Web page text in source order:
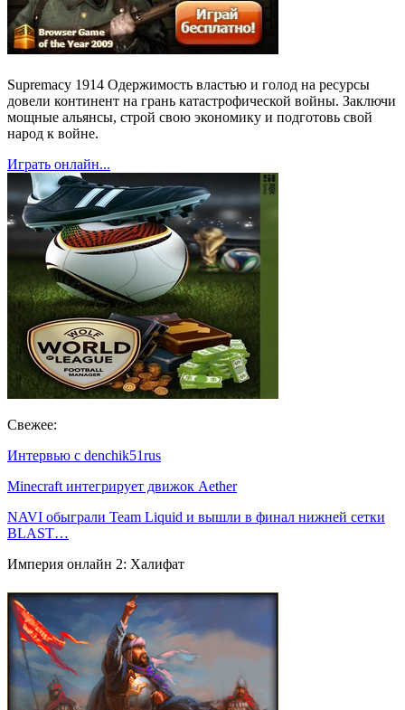
Supremacy 1914 Одержимость властью и голод на ресурсы
довели континент на грань катастрофической войны. Заключи
мощные альянсы, строй свою экономику и подготовь свой
народ к войне.
Играть онлайн...
Свежее:
Интервью с denchik51rus
Minecraft интегрирует движок Aether
NAVI обыграли Team Liquid и вышли в финал нижней сетки
BLAST…
Империя онлайн 2: Халифат